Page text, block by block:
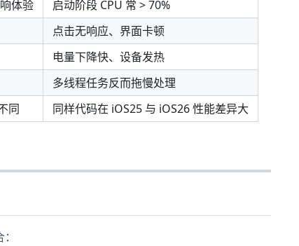
体验
启动阶段 CPU 常 > 70%
点击无响应、界面卡顿
电量下降快、设备发热
多线程任务反而拖慢处理
同 同样代码在 iOS25 与 iOS26 性能差异大